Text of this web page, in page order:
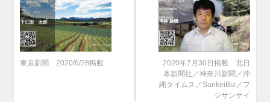
東京新聞 2020/6/28掲載
2020年7月30日掲載 北日
本新聞社／神奈川新聞／沖
縄タイムス／SankeiBiz／フ
ジサンケイ